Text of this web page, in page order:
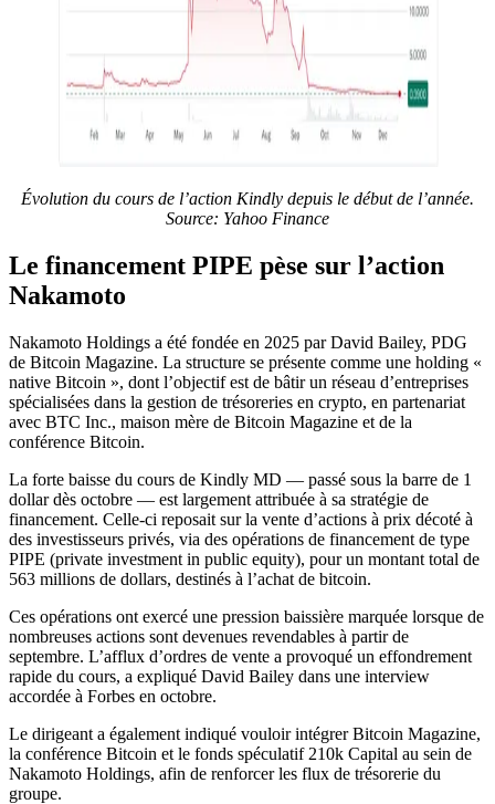
Évolution du cours de l’action Kindly depuis le début de l’année.
Source: Yahoo Finance
Le financement PIPE pèse sur l’action
Nakamoto
Nakamoto Holdings a été fondée en 2025 par David Bailey, PDG
de Bitcoin Magazine. La structure se présente comme une holding «
native Bitcoin », dont l’objectif est de bâtir un réseau d’entreprises
spécialisées dans la gestion de trésoreries en crypto, en partenariat
avec BTC Inc., maison mère de Bitcoin Magazine et de la
conférence Bitcoin.
La forte baisse du cours de Kindly MD — passé sous la barre de 1
dollar dès octobre — est largement attribuée à sa stratégie de
financement. Celle-ci reposait sur la vente d’actions à prix décoté à
des investisseurs privés, via des opérations de financement de type
PIPE (private investment in public equity), pour un montant total de
563 millions de dollars, destinés à l’achat de bitcoin.
Ces opérations ont exercé une pression baissière marquée lorsque de
nombreuses actions sont devenues revendables à partir de
septembre. L’afflux d’ordres de vente a provoqué un effondrement
rapide du cours, a expliqué David Bailey dans une interview
accordée à Forbes en octobre.
Le dirigeant a également indiqué vouloir intégrer Bitcoin Magazine,
la conférence Bitcoin et le fonds spéculatif 210k Capital au sein de
Nakamoto Holdings, afin de renforcer les flux de trésorerie du
groupe.